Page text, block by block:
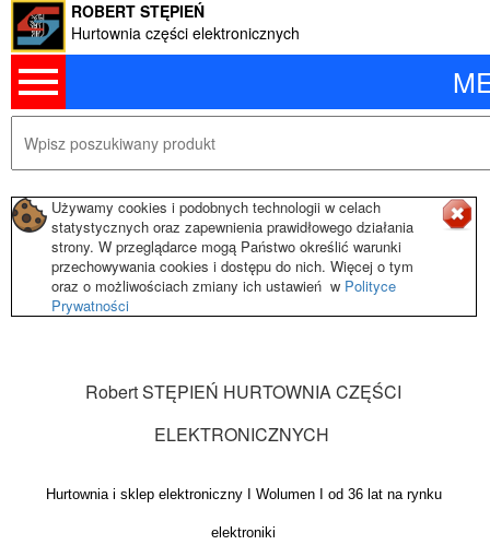
ROBERT STĘPIEŃ
Hurtownia części elektronicznych
Używamy cookies i podobnych technologii w celach
statystycznych oraz zapewnienia prawidłowego działania
strony. W przeglądarce mogą Państwo określić warunki
przechowywania cookies i dostępu do nich. Więcej o tym
oraz o możliwościach zmiany ich ustawień w Polityce
Prywatności
Robert STĘPIEŃ HURTOWNIA CZĘŚCI
ELEKTRONICZNYCH
Hurtownia i sklep elektroniczny I Wolumen I od 36 lat na rynku
elektroniki